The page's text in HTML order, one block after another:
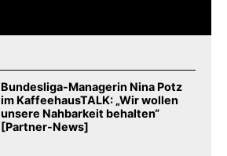
Bundesliga-Managerin Nina Potz
im KaffeehausTALK: „Wir wollen
unsere Nahbarkeit behalten“
[Partner-News]